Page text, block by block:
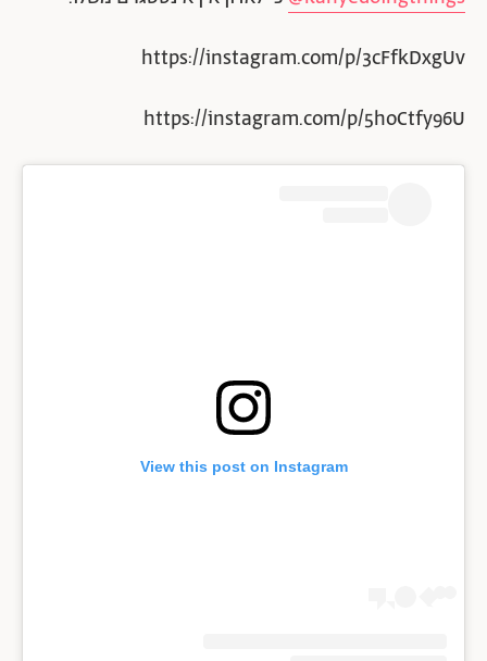
https://instagram.com/p/3cFfkDxgUv
https://instagram.com/p/5hoCtfy96U
View this post on Instagram